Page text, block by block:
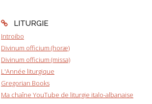
LITURGIE
Introibo
Divinum officium (horæ)
Divinum officium (missa)
L'Année liturgique
Gregorian Books
Ma chaîne YouTube de liturgie italo-albanaise